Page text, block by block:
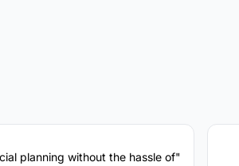
planning without the hassle of